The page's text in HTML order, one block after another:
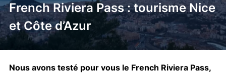
French Riviera Pass : tourisme Nice
et Côte d’Azur
Nous avons testé pour vous le French Riviera Pass,